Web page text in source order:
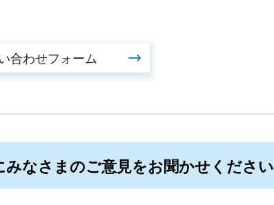
なさまのご意見をお聞かせください